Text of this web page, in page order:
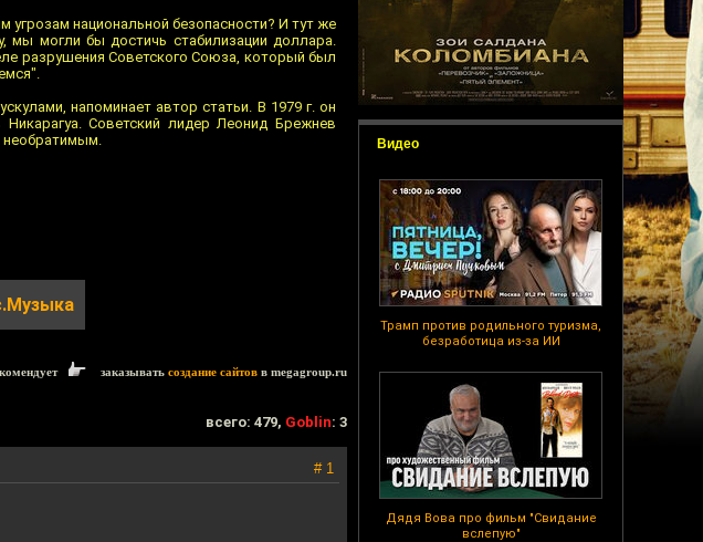
Видео
Трамп против родильного туризма,
безработица из-за ИИ
Дядя Вова про фильм "Свидание
вслепую"
национальной безопасности? И тут же
мы могли бы достичь стабилизации доллара.
разрушения Советского Союза, который был
напоминает автор статьи. В 1979 г. он
Советский лидер Леонид Брежнев
необратимым.
заказывать создание сайтов в megagroup.ru
всего: 479, Goblin: 3
# 1